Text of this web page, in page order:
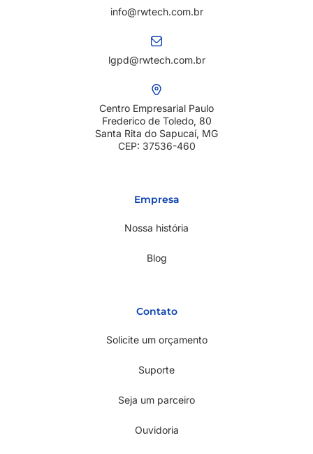
info@rwtech.com.br
lgpd@rwtech.com.br
Centro Empresarial Paulo
Frederico de Toledo, 80
Santa Rita do Sapucaí, MG
CEP: 37536-460
Empresa
Nossa história
Blog
Contato
Solicite um orçamento
Suporte
Seja um parceiro
Ouvidoria